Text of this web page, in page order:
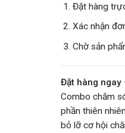
Đặt hàng
Xác nhận
Chờ sản
Đặt hàng ngay
Combo chăm
phần thiên
bỏ lỡ cơ hội